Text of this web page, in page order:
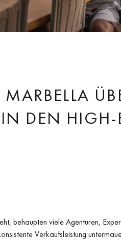
DEN HIGH-
behaupten viele Agenturen,
Verkaufsleistung